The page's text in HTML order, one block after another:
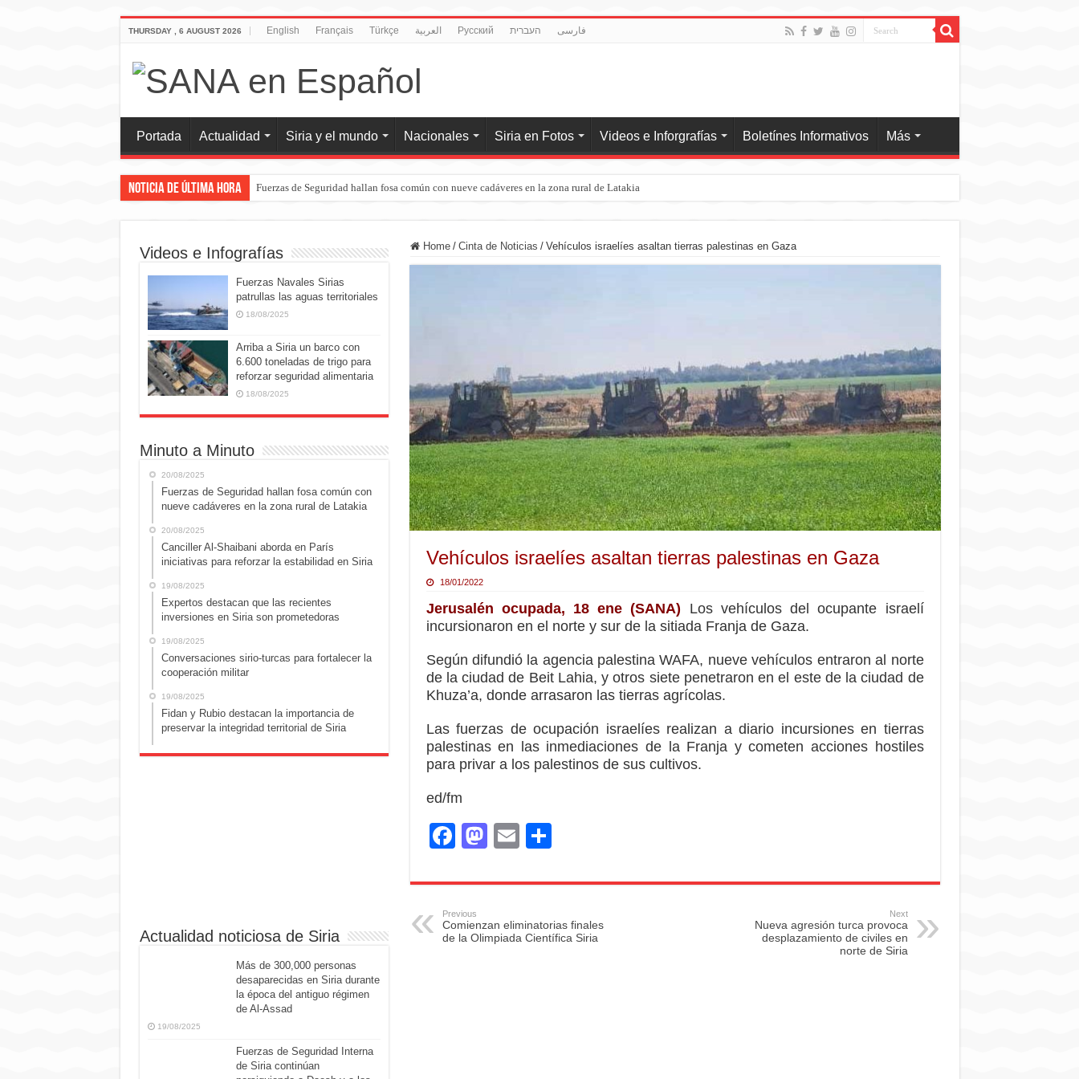
THURSDAY , 6 AUGUST 2026 English Français Türkçe العربية Pусский העברית فارسی
Portada Actualidad Siria y el mundo Nacionales Siria en Fotos Videos e Inforgrafías Boletínes Informativos Más
Noticia de última hora Fuerzas de Seguridad hallan fosa común con nueve cadáveres en la zona rural de Latakia
Home / Cinta de Noticias / Vehículos israelíes asaltan tierras palestinas en Gaza
Vehículos israelíes asaltan tierras palestinas en Gaza
18/01/2022
Jerusalén ocupada, 18 ene (SANA) Los vehículos del ocupante israelí
incursionaron en el norte y sur de la sitiada Franja de Gaza.
Según difundió la agencia palestina WAFA, nueve vehículos entraron al norte
de la ciudad de Beit Lahia, y otros siete penetraron en el este de la ciudad de
Khuza’a, donde arrasaron las tierras agrícolas.
Las fuerzas de ocupación israelíes realizan a diario incursiones en tierras
palestinas en las inmediaciones de la Franja y cometen acciones hostiles
para privar a los palestinos de sus cultivos.
ed/fm
F
c
e
b
M
st
d
E
ail ar
e
Previous
Comienzan eliminatorias finales
de la Olimpiada Científica Siria
Next
Nueva agresión turca provoca
desplazamiento de civiles en
norte de Siria
Videos e Infografías
Fuerzas Navales Sirias
patrullas las aguas territoriales
18/08/2025
Arriba a Siria un barco con
6.600 toneladas de trigo para
reforzar seguridad alimentaria
18/08/2025
Minuto a Minuto
20/08/2025
Fuerzas de Seguridad hallan fosa común con
nueve cadáveres en la zona rural de Latakia
20/08/2025
Canciller Al-Shaibani aborda en París
iniciativas para reforzar la estabilidad en Siria
19/08/2025
Expertos destacan que las recientes
inversiones en Siria son prometedoras
19/08/2025
Conversaciones sirio-turcas para fortalecer la
cooperación militar
19/08/2025
Fidan y Rubio destacan la importancia de
preservar la integridad territorial de Siria
Actualidad noticiosa de Siria
Más de 300,000 personas
desaparecidas en Siria durante
la época del antiguo régimen
de Al-Assad
19/08/2025
Fuerzas de Seguridad Interna
de Siria continúan